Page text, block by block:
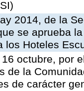
2014, de la
se aprueba
los Hoteles
octubre, por
de la
de carácter